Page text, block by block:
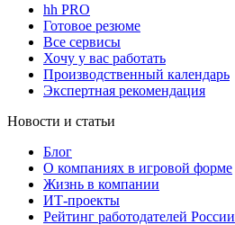
hh PRO
Готовое резюме
Все сервисы
Хочу у вас работать
Производственный календарь
Экспертная рекомендация
Новости и статьи
Блог
О компаниях в игровой форме
Жизнь в компании
ИТ-проекты
Рейтинг работодателей России